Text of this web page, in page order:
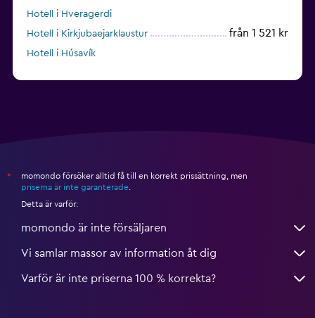
Hotell i Hveragerdi
Hotell i Kirkjubaejarklaustur
från 1 521 kr
Hotell i Húsavík
*
momondo försöker alltid få till en korrekt prissättning, men
priserna är inte garanterade
Detta är varför:
momondo är inte försäljaren
Vi samlar massor av information åt dig
Varför är inte priserna 100 % korrekta?